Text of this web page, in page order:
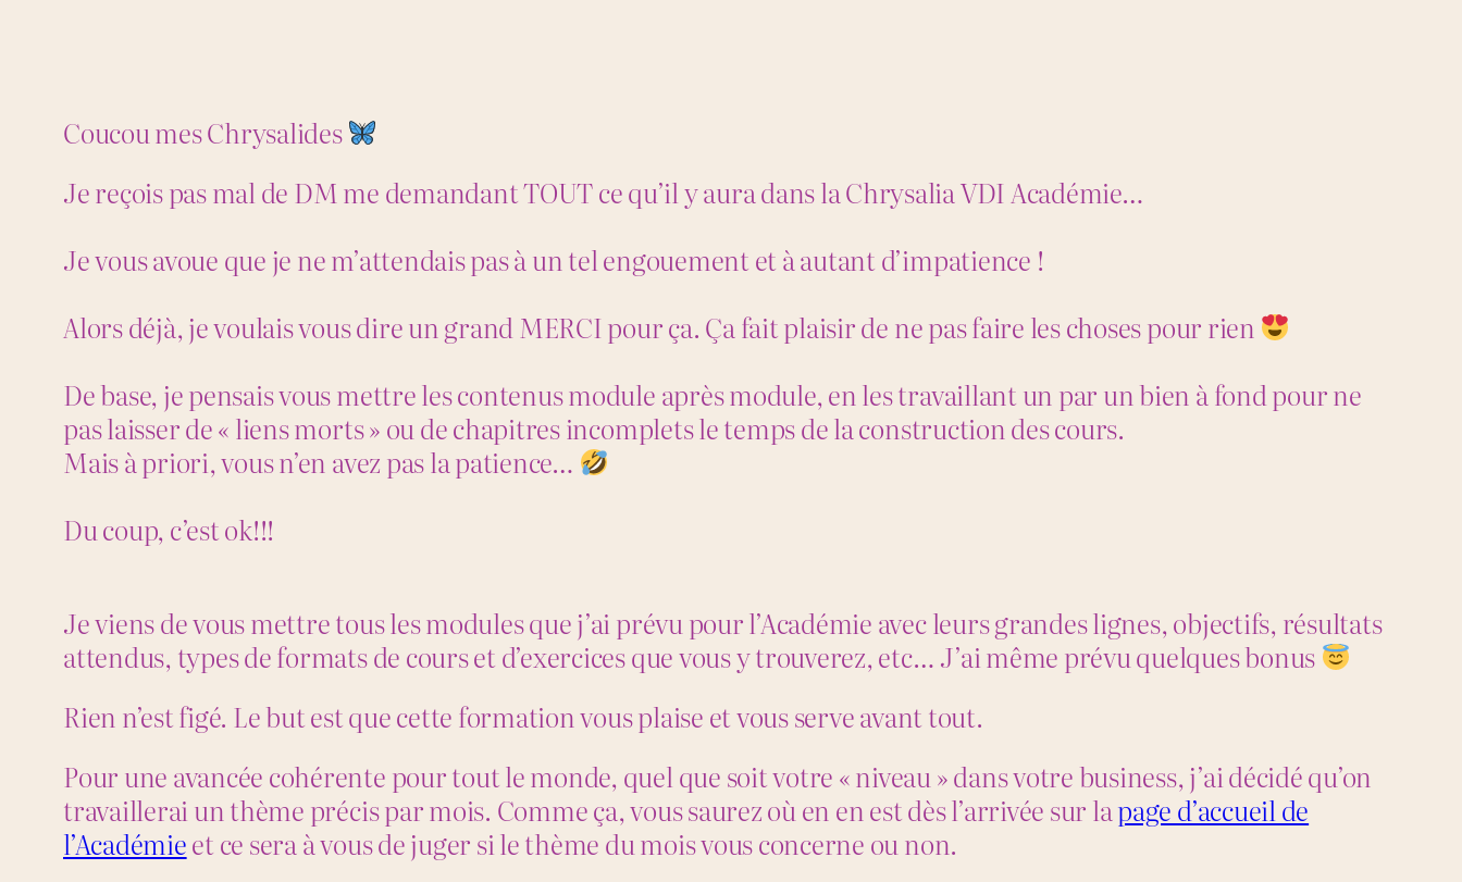
Coucou mes Chrysalides
Je reçois pas mal de DM me demandant TOUT ce qu’il y aura dans la Chrysalia VDI Académie…
Je vous avoue que je ne m’attendais pas à un tel engouement et à autant d’impatience !
Alors déjà, je voulais vous dire un grand MERCI pour ça. Ça fait plaisir de ne pas faire les choses pour rien
De base, je pensais vous mettre les contenus module après module, en les travaillant un par un bien à fond pour ne
pas laisser de « liens morts » ou de chapitres incomplets le temps de la construction des cours.
Mais à priori, vous n’en avez pas la patience…
Du coup, c’est ok!!!
Je viens de vous mettre tous les modules que j’ai prévu pour l’Académie avec leurs grandes lignes, objectifs, résultats
attendus, types de formats de cours et d’exercices que vous y trouverez, etc… J’ai même prévu quelques bonus
Rien n’est figé. Le but est que cette formation vous plaise et vous serve avant tout.
Pour une avancée cohérente pour tout le monde, quel que soit votre « niveau » dans votre business, j’ai décidé qu’on
travaillerai un thème précis par mois. Comme ça, vous saurez où en en est dès l’arrivée sur la page d’accueil de
l’Académieet ce sera à vous de juger si le thème du mois vous concerne ou non.